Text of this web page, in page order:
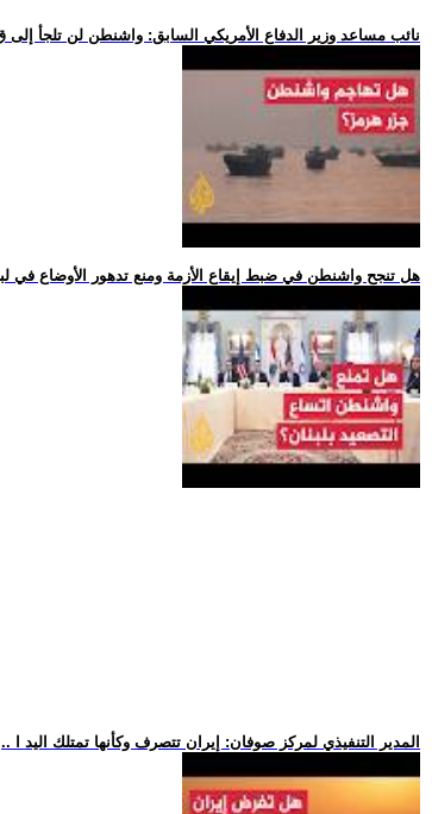
.. نائب مساعد وزير الدفاع الأمريكي السابق: واشنطن لن تلجأ إلى
.. هل تنجح واشنطن في ضبط إيقاع الأزمة ومنع تدهور الأوضاع في
.. المدير التنفيذي لمركز صوفان: إيران تتصرف وكأنها تمتلك اليد ا